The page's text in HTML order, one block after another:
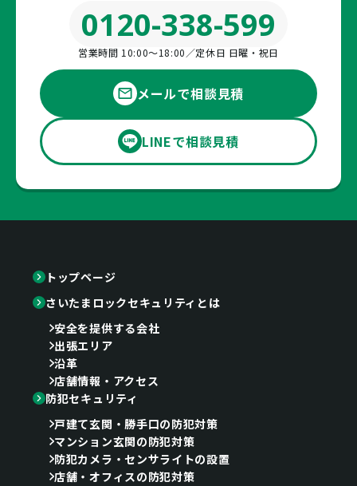
0120-338-599
営業時間 10:00〜18:00／定休日 日曜・祝日
メールで相談見積
LINEで相談見積
トップページ
さいたまロックセキュリティとは
安全を提供する会社
出張エリア
沿革
店舗情報・アクセス
防犯セキュリティ
戸建て玄関・勝手口の防犯対策
マンション玄関の防犯対策
防犯カメラ・センサライトの設置
店舗・オフィスの防犯対策